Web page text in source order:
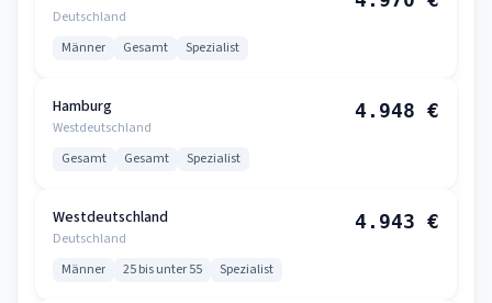
Deutschland
Männer Gesamt Spezialist
Hamburg
Westdeutschland
4.948 €
Gesamt Gesamt Spezialist
Westdeutschland
Deutschland
4.943 €
Männer 25 bis unter 55 Spezialist